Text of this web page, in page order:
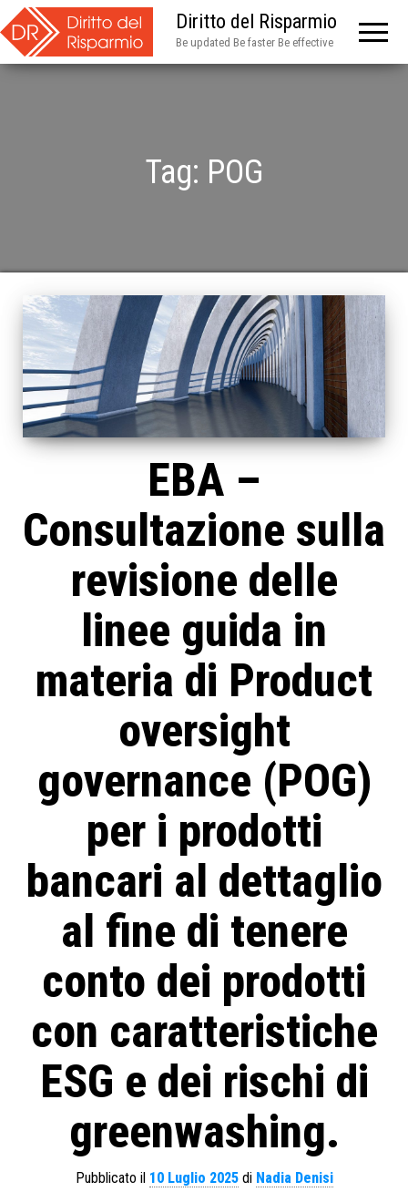
Diritto del Risparmio
Be updated Be faster Be effective
Tag: POG
EBA –
Consultazione sulla
revisione delle
linee guida in
materia di Product
oversight
governance (POG)
per i prodotti
bancari al dettaglio
al fine di tenere
conto dei prodotti
con caratteristiche
ESG e dei rischi di
greenwashing.
Pubblicato il 10 Luglio 2025di Nadia Denisi